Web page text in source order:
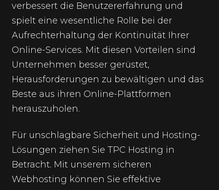
verbessert die Benutzererfahrung und
spielt eine wesentliche Rolle bei der
Aufrechterhaltung der Kontinuität Ihrer
Online-Services. Mit diesen Vorteilen sind
Unternehmen besser gerüstet,
Herausforderungen zu bewältigen und das
Beste aus ihren Online-Plattformen
herauszuholen.
Für unschlagbare Sicherheit und Hosting-
Lösungen ziehen Sie TPC Hosting in
Betracht. Mit unserem sicheren
Webhosting können Sie effektive